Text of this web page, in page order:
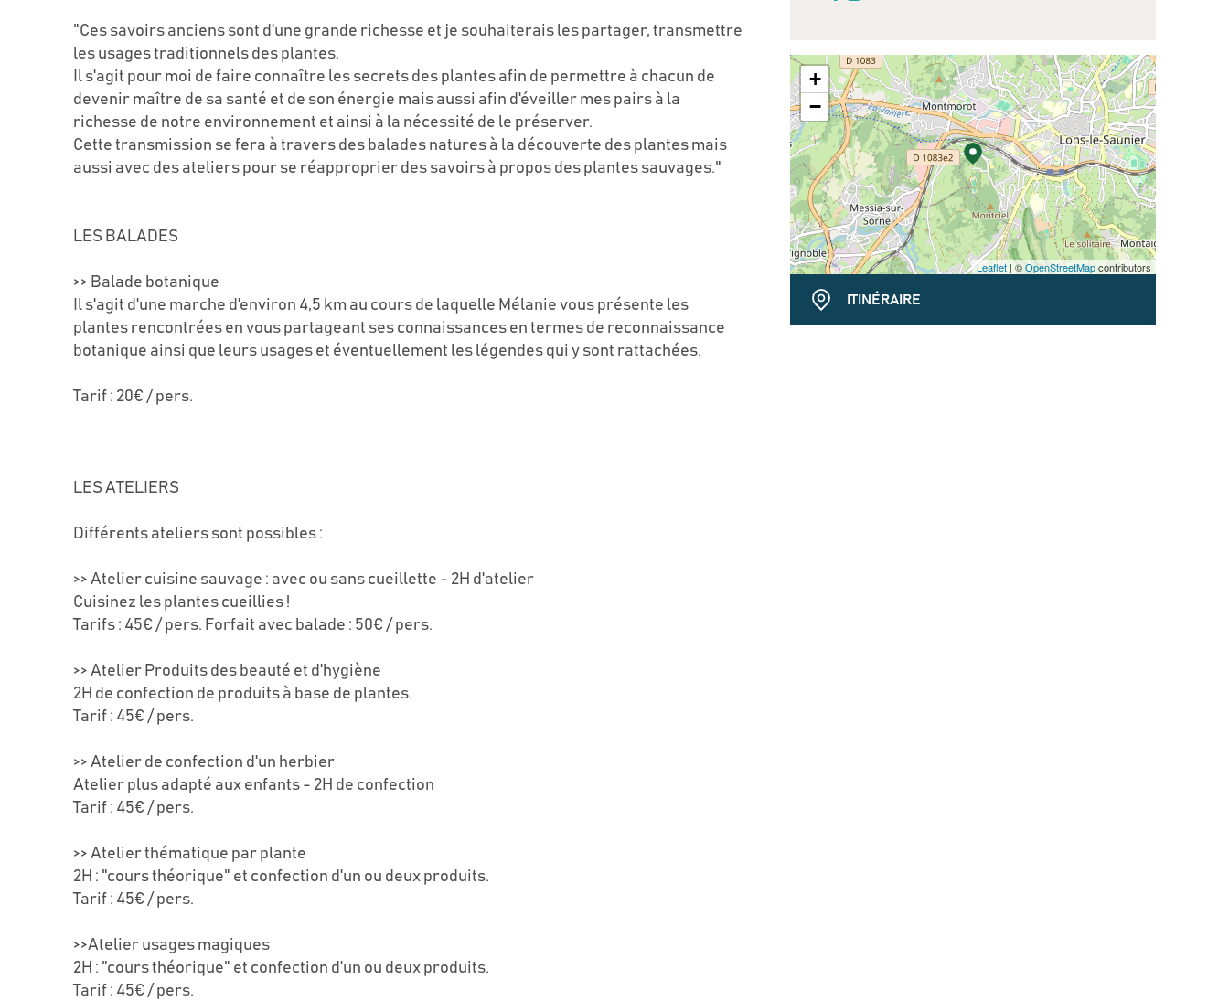
+
−
Leaflet | ©OpenStreetMapcontributors
ITINÉRAIRE
"Ces savoirs anciens sont d'une grande richesse et je souhaiterais les partager, transmettre
les usages traditionnels des plantes.
Il s'agit pour moi de faire connaître les secrets des plantes afin de permettre à chacun de
devenir maître de sa santé et de son énergie mais aussi afin d'éveiller mes pairs à la
richesse de notre environnement et ainsi à la nécessité de le préserver.
Cette transmission se fera à travers des balades natures à la découverte des plantes mais
aussi avec des ateliers pour se réapproprier des savoirs à propos des plantes sauvages."
LES BALADES
>> Balade botanique
Il s'agit d'une marche d'environ 4,5 km au cours de laquelle Mélanie vous présente les
plantes rencontrées en vous partageant ses connaissances en termes de reconnaissance
botanique ainsi que leurs usages et éventuellement les légendes qui y sont rattachées.
Tarif : 20€ / pers.
LES ATELIERS
Différents ateliers sont possibles :
>> Atelier cuisine sauvage : avec ou sans cueillette - 2H d'atelier
Cuisinez les plantes cueillies !
Tarifs : 45€ / pers. Forfait avec balade : 50€ / pers.
>> Atelier Produits des beauté et d'hygiène
2H de confection de produits à base de plantes.
Tarif : 45€ / pers.
>> Atelier de confection d'un herbier
Atelier plus adapté aux enfants - 2H de confection
Tarif : 45€ / pers.
>> Atelier thématique par plante
2H : "cours théorique" et confection d'un ou deux produits.
Tarif : 45€ / pers.
>>Atelier usages magiques
2H : "cours théorique" et confection d'un ou deux produits.
Tarif : 45€ / pers.